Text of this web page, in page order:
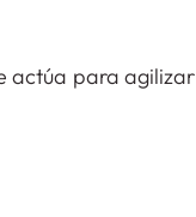
actúa para agilizar